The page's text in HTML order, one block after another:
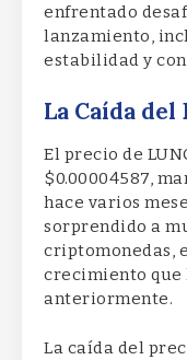
enfrentado
lanzamiento,
estabilidad y
La Caída del
El precio de
$0.00004587,
hace varios
sorprendido a
criptomonedas,
crecimiento que
anteriormente.
La caída del